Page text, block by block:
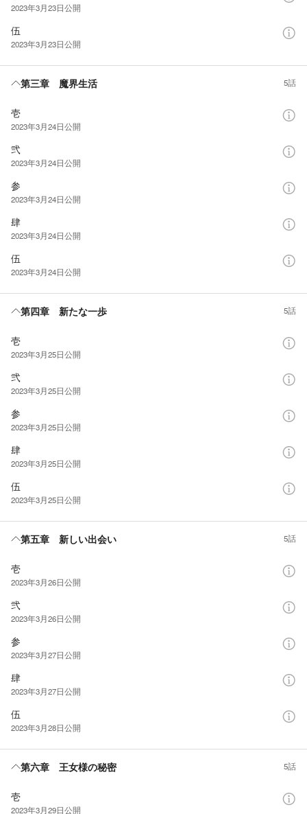
2023年3月23日公開
伍
2023年3月23日公開
第三章 魔界生活 5話
壱
2023年3月24日公開
弐
2023年3月24日公開
参
2023年3月24日公開
肆
2023年3月24日公開
伍
2023年3月24日公開
第四章 新たな一歩 5話
壱
2023年3月25日公開
弐
2023年3月25日公開
参
2023年3月25日公開
肆
2023年3月25日公開
伍
2023年3月25日公開
第五章 新しい出会い 5話
壱
2023年3月26日公開
弐
2023年3月26日公開
参
2023年3月27日公開
肆
2023年3月27日公開
伍
2023年3月28日公開
第六章 王女様の秘密 5話
壱
2023年3月29日公開